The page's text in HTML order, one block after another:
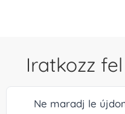
Iratkozz
Ne maradj le